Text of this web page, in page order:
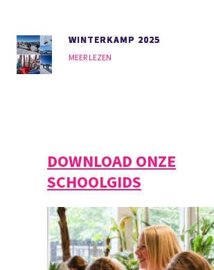
WINTERKAMP 2025
MEER LEZEN
DOWNLOAD ONZE
SCHOOLGIDS